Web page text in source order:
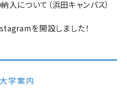
について（浜田キャンパス）
を開設しました！
大学案内